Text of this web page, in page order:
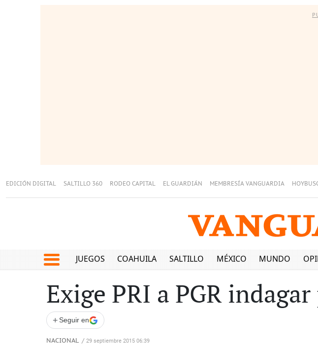
EDICIÓN DIGITAL SALTILLO 360 RODEO CAPITAL EL GUARDIÁN MEMBRESÍA VANGUARDIA
JUEGOS COAHUILA SALTILLO MÉXICO MUNDO
Exige PRI a PGR
+ Seguir en
NACIONAL / 29 septiembre 2015 06:39